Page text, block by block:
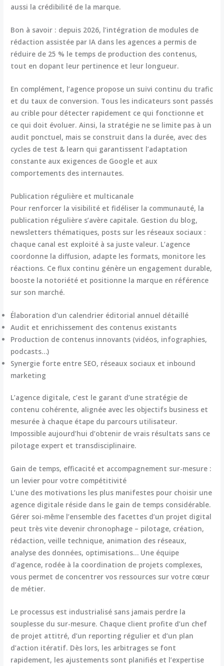
aussi la crédibilité de la marque.
Bon à savoir : depuis 2026, l’intégration de modules de
rédaction assistée par IA dans les agences a permis de
réduire de 25 % le temps de production des contenus,
tout en dopant leur pertinence et leur longueur.
En complément, l’agence propose un suivi continu du trafic
et du taux de conversion. Tous les indicateurs sont passés
au crible pour détecter rapidement ce qui fonctionne et
ce qui doit évoluer. Ainsi, la stratégie ne se limite pas à un
audit ponctuel, mais se construit dans la durée, avec des
cycles de test & learn qui garantissent l’adaptation
constante aux exigences de Google et aux
comportements des internautes.
Publication régulière et multicanale
Pour renforcer la visibilité et fidéliser la communauté, la
publication régulière s’avère capitale. Gestion du blog,
newsletters thématiques, posts sur les réseaux sociaux :
chaque canal est exploité à sa juste valeur. L’agence
coordonne la diffusion, adapte les formats, monitore les
réactions. Ce flux continu génère un engagement durable,
booste la notoriété et positionne la marque en référence
sur son marché.
Élaboration d’un calendrier éditorial annuel détaillé
Audit et enrichissement des contenus existants
Production de contenus innovants (vidéos, infographies,
podcasts…)
Synergie forte entre SEO, réseaux sociaux et inbound
marketing
L’agence digitale, c’est le garant d’une stratégie de
contenu cohérente, alignée avec les objectifs business et
mesurée à chaque étape du parcours utilisateur.
Impossible aujourd’hui d’obtenir de vrais résultats sans ce
pilotage expert et transdisciplinaire.
Gain de temps, efficacité et accompagnement sur-mesure :
un levier pour votre compétitivité
L’une des motivations les plus manifestes pour choisir une
agence digitale réside dans le gain de temps considérable.
Gérer soi-même l’ensemble des facettes d’un projet digital
peut très vite devenir chronophage – pilotage, création,
rédaction, veille technique, animation des réseaux,
analyse des données, optimisations… Une équipe
d’agence, rodée à la coordination de projets complexes,
vous permet de concentrer vos ressources sur votre cœur
de métier.
Le processus est industrialisé sans jamais perdre la
souplesse du sur-mesure. Chaque client profite d’un chef
de projet attitré, d’un reporting régulier et d’un plan
d’action itératif. Dès lors, les arbitrages se font
rapidement, les ajustements sont planifiés et l’expertise